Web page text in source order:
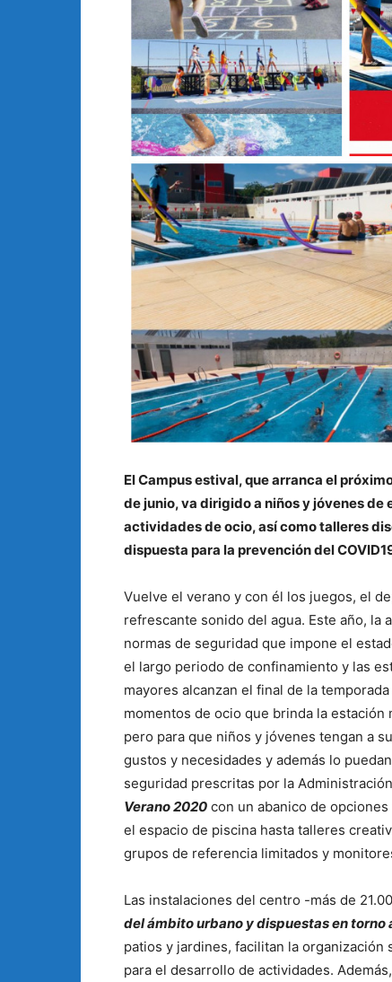
El Campus estival, que arranca el
de junio, va dirigido a niños y jóvenes de
actividades de ocio, así como talleres
dispuesta para la prevención del
Vuelve el verano y con él los juegos, el
refrescante sonido del agua. Este año, la
normas de seguridad que impone el
el largo periodo de confinamiento y las
mayores alcanzan el final de la
momentos de ocio que brinda la
pero para que niños y jóvenes tengan a
gustos y necesidades y además lo
seguridad prescritas por la
Verano 2020 con un abanico de
el espacio de piscina hasta talleres
grupos de referencia limitados y
Las instalaciones del centro -más de
del ámbito urbano y dispuestas en
patios y jardines, facilitan la
para el desarrollo de actividades.